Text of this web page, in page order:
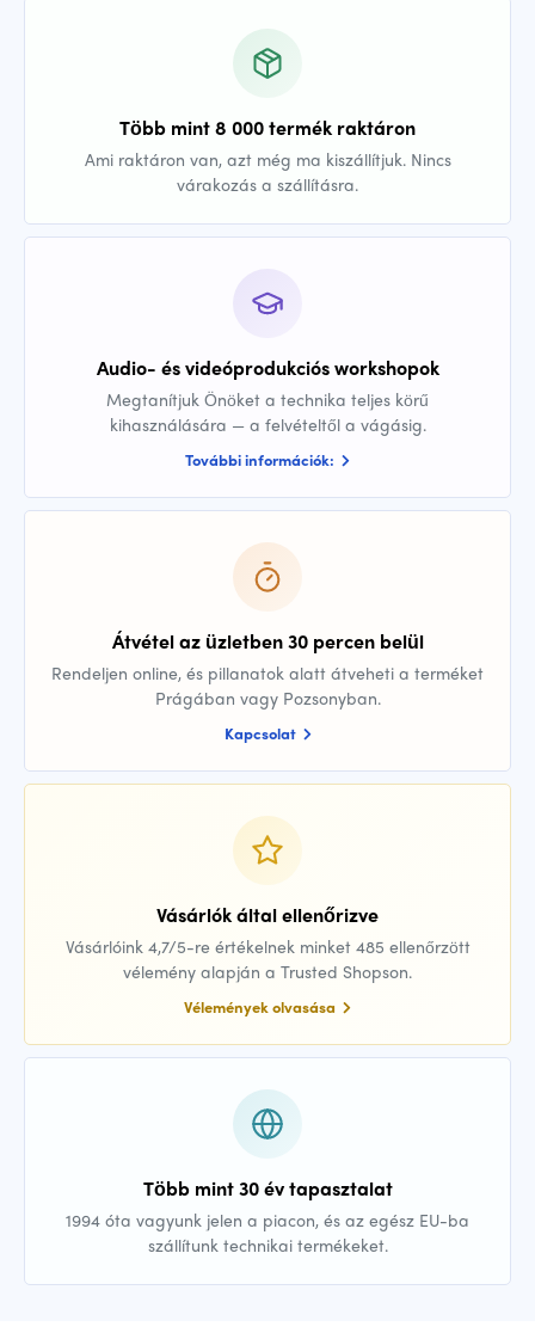
Több mint 8 000 termék raktáron
Ami raktáron van, azt még ma kiszállítjuk. Nincs
várakozás a szállításra.
Audio- és videóprodukciós workshopok
Megtanítjuk Önöket a technika teljes körű
kihasználására — a felvételtől a vágásig.
További információk:
Átvétel az üzletben 30 percen belül
Rendeljen online, és pillanatok alatt átveheti a terméket
Prágában vagy Pozsonyban.
Kapcsolat
Vásárlók által ellenőrizve
Vásárlóink 4,7/5-re értékelnek minket 485 ellenőrzött
vélemény alapján a Trusted Shopson.
Vélemények olvasása
Több mint 30 év tapasztalat
1994 óta vagyunk jelen a piacon, és az egész EU-ba
szállítunk technikai termékeket.